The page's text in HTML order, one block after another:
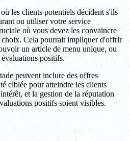
les clients potentiels décident s'ils
ou utiliser votre service
où vous devez les convaincre
Cela pourrait impliquer d'offrir
un article de menu unique, ou
positifs.
peuvent inclure des offres
ciblée pour atteindre les clients
et la gestion de la réputation
positifs soient visibles.